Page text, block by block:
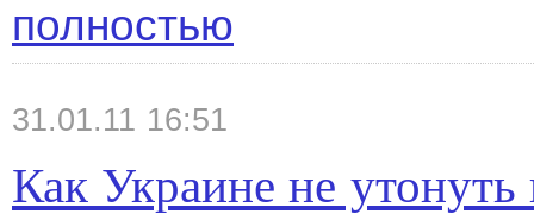
полностью
31.01.11 16:51
Как Украине не утонуть